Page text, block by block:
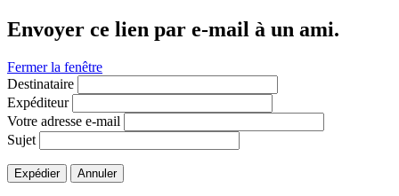
Envoyer ce lien par e-mail à un ami.
Fermer la fenêtre
Destinataire
Expéditeur
Votre adresse e-mail
Sujet
Expédier Annuler